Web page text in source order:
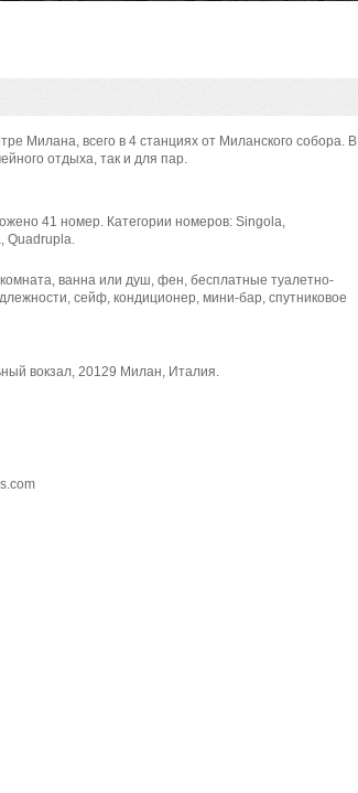
Милана, всего в 4 станциях от Миланского собора. В
отдыха, так и для пар.
41 номер. Категории номеров: Singola,
Quadrupla.
ванна или душ, фен, бесплатные туалетно-
сейф, кондиционер, мини-бар, спутниковое
вокзал, 20129 Милан, Италия.